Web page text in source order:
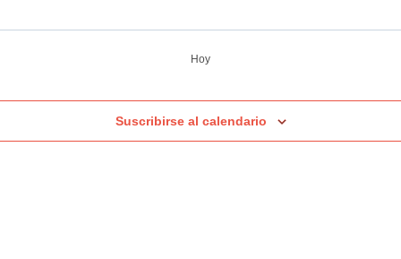
Hoy
Suscribirse al calendario